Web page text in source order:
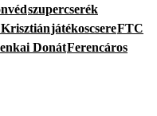
szupercserék
játékoscsereFTC
DonátFerencáros